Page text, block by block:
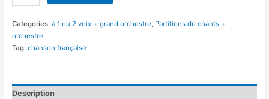
dis
plus
"tu"
(orchestre
quantity
Categories: à 1 ou 2 voix + grand orchestre Partitions de chants +
orchestre
Tag: chanson française
Description